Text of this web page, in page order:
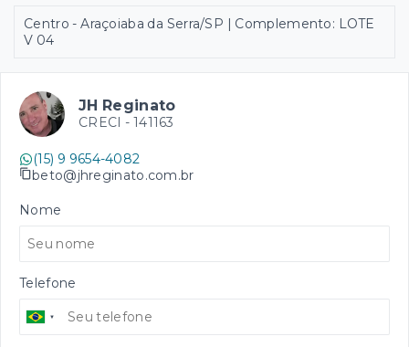
Centro - Araçoiaba da Serra/SP | Complemento: LOTE
V 04
JH Reginato
CRECI - 141163
(15) 9 9654-4082
beto@jhreginato.com.br
Nome
Telefone